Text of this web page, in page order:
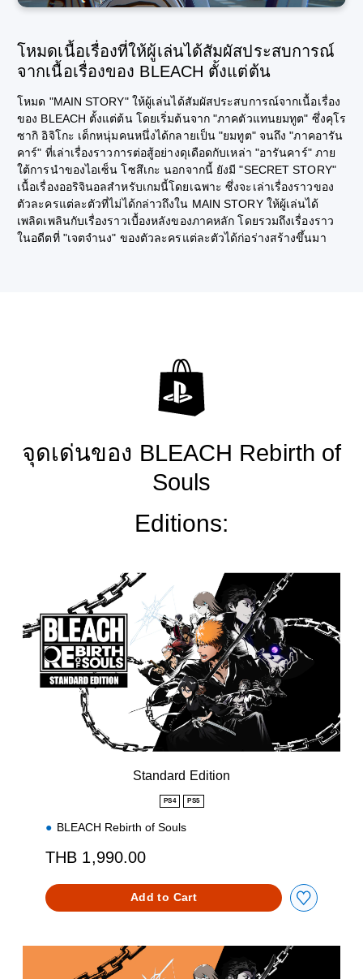
โหมดเนื้อเรื่องที่ให้ผู้เล่นได้สัมผัสประสบการณ์
จากเนื้อเรื่องของ BLEACH ตั้งแต่ต้น
โหมด "MAIN STORY" ให้ผู้เล่นได้สัมผัสประสบการณ์จากเนื้อเรื่อง
ของ BLEACH ตั้งแต่ต้น โดยเริ่มต้นจาก "ภาคตัวแทนยมทูต" ซึ่งคุโร
ซากิ อิจิโกะ เด็กหนุ่มคนหนึ่งได้กลายเป็น "ยมทูต" จนถึง "ภาคอารัน
คาร์" ที่เล่าเรื่องราวการต่อสู้อย่างดุเดือดกับเหล่า "อารันคาร์" ภาย
ใต้การนำของไอเซ็น โซสึเกะ นอกจากนี้ ยังมี "SECRET STORY"
เนื้อเรื่องออริจินอลสำหรับเกมนี้โดยเฉพาะ ซึ่งจะเล่าเรื่องราวของ
ตัวละครแต่ละตัวที่ไม่ได้กล่าวถึงใน MAIN STORY ให้ผู้เล่นได้
เพลิดเพลินกับเรื่องราวเบื้องหลังของภาคหลัก โดยรวมถึงเรื่องราว
ในอดีตที่ "เจตจำนง" ของตัวละครแต่ละตัวได้ก่อร่างสร้างขึ้นมา
จุดเด่นของ BLEACH Rebirth of
Souls
Editions:
n
d
Standard Edition
PS4 PS5
BLEACH Rebirth of Souls
THB 1,990.00
Add to Cart